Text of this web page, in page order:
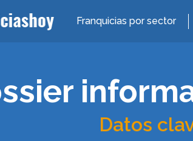
Franquicias por sector
Datos